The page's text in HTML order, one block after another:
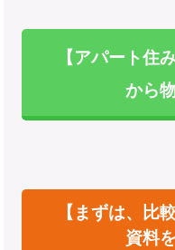
【アパート住
から
【まずは、比
資料